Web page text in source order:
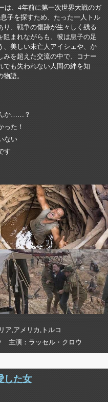
は、4年前に第一次世界大戦のガ
子を探すため、たった一人トル
り、戦争の傷跡が生々しく残る
まれながらも、彼は息子の足
、美しい未亡人アイシェや、か
みを超えた交流の中で、コナー
でも失われない人間の絆を知
語。
か……？
った！
ない
す
ア,アメリカ,トルコ
主演 ラッセル・クロウ
した女